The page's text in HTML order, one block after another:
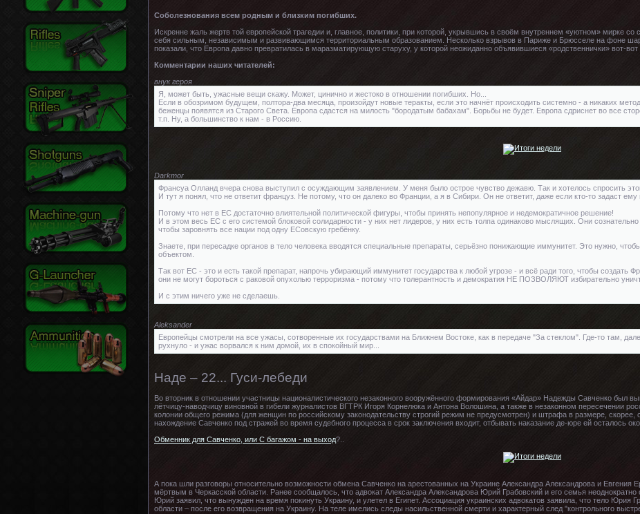
Соболезнования всем родным и близким погибших.
Искренне жаль жертв той европейской трагедии и, главное, политики, при которой, укрывшись в своём внутреннем «уютном» мирке
себя сильным, независимым и развивающимся территориальным образованием. Несколько взрывов в Париже и Брюсселе на фоне
показали, что Европа давно превратилась в маразматирующую старуху, у которой неожиданно объявившиеся «родственнички» вот-вот
Комментарии наших читателей:
внук героя
Я, может быть, ужасные вещи скажу. Может, цинично и жестоко в отношении погибших. Но...
Если в обозримом будущем, полтора-два месяца, произойдут новые теракты, если это начнёт происходить системно - а никаких
беженцы появятся из Старого Света. Европа сдастся на милость "бородатым бабахам". Борьбы не будет. Европа сдриснет во все
т.п. Ну, а большинство к нам - в Россию.
Darkmor
Франсуа Олланд вчера снова выступил с осуждающим заявлением. У меня было острое чувство дежавю. Так и хотелось спросить
И тут я понял, что не ответит француз. Не потому, что он далеко во Франции, а я в Сибири. Он не ответит, даже если кто-то задаст ему
Потому что нет в ЕС достаточно влиятельной политической фигуры, чтобы принять непопулярное и недемократичное решение!
И в этом весь ЕС с его системой блоковой солидарности - у них нет лидеров, у них есть толпа одинаково мыслящих. Они
чтобы заровнять все нации под одну ЕСовскую гребёнку.
Знаете, при пересадке органов в тело человека вводятся специальные препараты, серьёзно понижающие иммунитет. Это нужно,
объектом.
Так вот ЕС - это и есть такой препарат, напрочь убирающий иммунитет государства к любой угрозе - и всё ради того, чтобы создать
они не могут бороться с раковой опухолью терроризма - потому что толерантность и демократия НЕ ПОЗВОЛЯЮТ избирательно
И с этим ничего уже не сделаешь.
Aleksander
Европейцы смотрели на все ужасы, сотворенные их государствами на Ближнем Востоке, как в передаче "За стеклом". Где-то там,
рухнуло - и ужас ворвался к ним домой, их в спокойный мир...
Наде – 22... Гуси-лебеди
Во вторник в отношении участницы националистического незаконного вооружённого формирования «Айдар» Надежды Савченко был
лётчицу-наводчицу виновной в гибели журналистов ВГТРК Игоря Корнелюка и Антона Волошина, а также в незаконном пересечении
колонии общего режима (для женщин по российскому законодательству строгий режим не предусмотрен) и штрафа в размере,
нахождение Савченко под стражей во время судебного процесса в срок заключения входит, отбывать наказание де-юре ей осталось
Обменник для Савченко, или С багажом - на выход?..
А пока шли разговоры относительно возможности обмена Савченко на арестованных на Украине Александра Александрова и
мёртвым в Черкасской области. Ранее сообщалось, что адвокат Александра Александрова Юрий Грабовский и его семья
Юрий заявил, что вынужден на время покинуть Украину, и улетел в Египет. Ассоциация украинских адвокатов заявила, что тело Юрия
области – после его возвращения на Украину. На теле имелись следы насильственной смерти и характерный след "контрольного